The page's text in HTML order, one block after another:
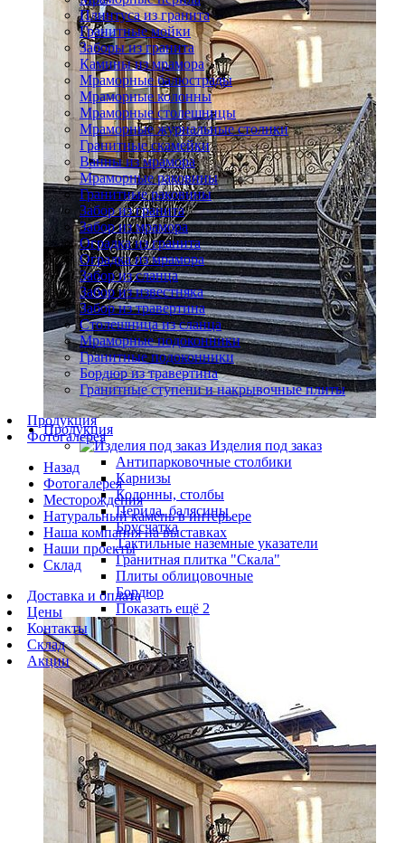
Продукция
Изделия под заказ
Антипарковочные столбики
Карнизы
Колонны, столбы
Перила, балясины
Брусчатка
Тактильные наземные указатели
Гранитная плитка "Скала"
Плиты облицовочные
Бордюр
Показать ещё 2
Плинтуса из гранита
Гранитные мойки
Заборы из гранита
Камины из мрамора
Мраморные балюстрады
Мраморные колонны
Мраморные столешницы
Мраморные журнальные столики
Гранитные скамейки
Ванны из мрамора
Мраморные раковины
Гранитные раковины
Забор из гранита
Забор из мрамора
Оградка из гранита
Оградка из мрамора
Забор из сланца
Забор из известняка
Забор из травертина
Столешница из сланца
Мраморные подоконники
Гранитные подоконники
Бордюр из травертина
Гранитные ступени и накрывочные плиты
Продукция
Фотогалерея
Назад
Фотогалерея
Месторождения
Натуральный камень в интерьере
Наша компания на выставках
Наши проекты
Склад
Доставка и оплата
Цены
Контакты
Склад
Акции